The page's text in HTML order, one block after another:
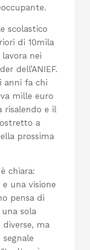
scolastico
di 10mila
nei
dell’ANIEF.
anni fa chi
mille euro
risalendo e il
a
prossima
chiara:
una visione
pensa di
sola
ma